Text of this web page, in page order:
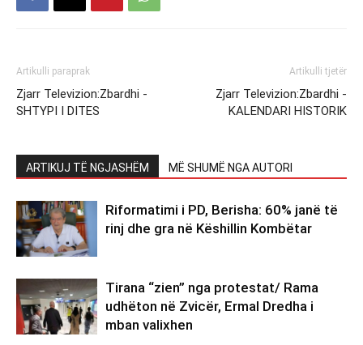
Artikulli paraprak
Zjarr Televizion:Zbardhi -
SHTYPI I DITES
Artikulli tjetër
Zjarr Televizion:Zbardhi -
KALENDARI HISTORIK
ARTIKUJ TË NGJASHËM MË SHUMË NGA AUTORI
Riformatimi i PD, Berisha: 60% janë të
rinj dhe gra në Këshillin Kombëtar
Tirana “zien” nga protestat/ Rama
udhëton në Zvicër, Ermal Dredha i
mban valixhen